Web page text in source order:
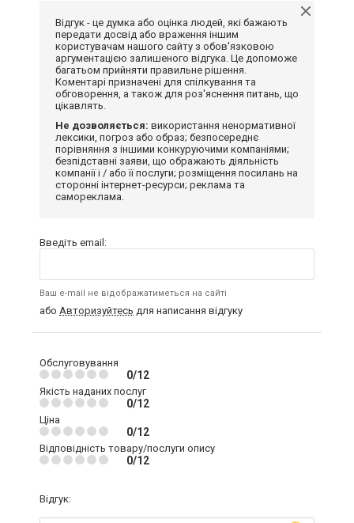
Відгук - це думка або оцінка людей, які бажають
передати досвід або враження іншим
користувачам нашого сайту з обов'язковою
аргументацією залишеного відгука. Це допоможе
багатьом прийняти правильне рішення.
Коментарі призначені для спілкування та
обговорення, а також для роз'яснення питань, що
цікавлять.
Не дозволяється: використання ненормативної
лексики, погроз або образ; безпосереднє
порівняння з іншими конкуруючими компаніями;
безпідставні заяви, що ображають діяльність
компанії і / або її послуги; розміщення посилань на
сторонні інтернет-ресурси; реклама та
самореклама.
Введіть email:
Ваш e-mail не відображатиметься на сайті
або Авторизуйтесь для написання відгуку
Обслуговування
0/12
Якість наданих послуг
0/12
Ціна
0/12
Відповідність товару/послуги опису
0/12
Відгук: